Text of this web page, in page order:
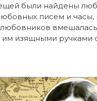
были найдены
писем и
вмешалась
им изящными ручками